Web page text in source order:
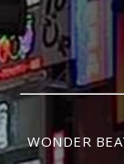
WONDER